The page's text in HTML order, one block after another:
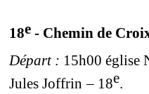
18e - Chemin de
Départ : 15h00 église
Jules Joffrin – 18e.